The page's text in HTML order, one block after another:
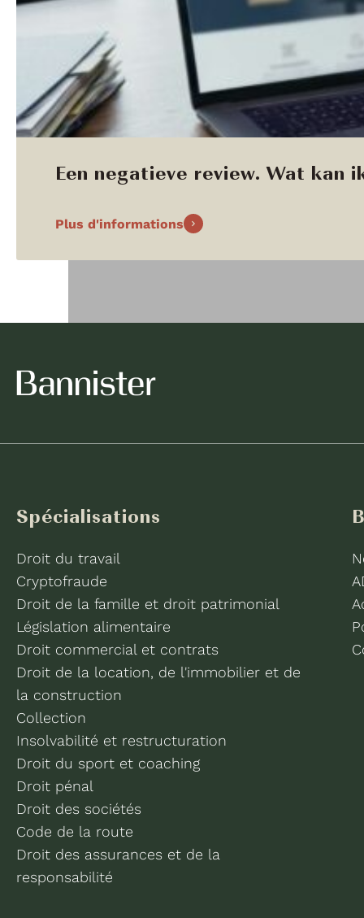
Een negatieve review. Wat kan
Plus d'informations
Spécialisations
Droit du travail
Cryptofraude
Droit de la famille et droit patrimonial
Législation alimentaire
Droit commercial et contrats
Droit de la location, de l'immobilier et de
la construction
Collection
Insolvabilité et restructuration
Droit du sport et coaching
Droit pénal
Droit des sociétés
Code de la route
Droit des assurances et de la
responsabilité